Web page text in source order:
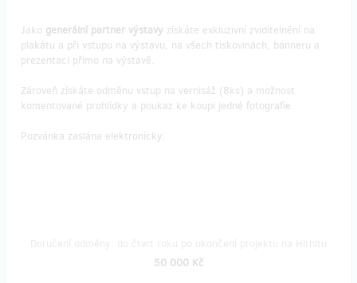
Jako generální partner výstavy získáte exkluzivní zviditelnění na
plakátu a při vstupu na výstavu, na všech tiskovinách, banneru a
prezentaci přímo na výstavě.
Zároveň získáte odměnu vstup na vernisáž (8ks) a možnost
komentované prohlídky a poukaz ke koupi jedné fotografie.
Pozvánka zaslána elektronicky.
50 000 Kč